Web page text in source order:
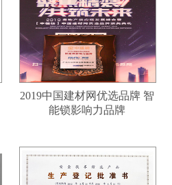
2019中国建材网优选品牌 智
能锁影响力品牌